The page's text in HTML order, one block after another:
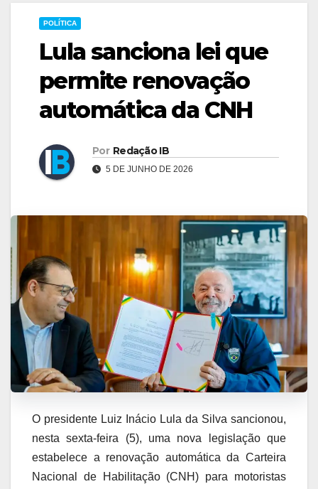
POLÍTICA
Lula sanciona lei que
permite renovação
automática da CNH
Por Redação IB
5 DE JUNHO DE 2026
O presidente Luiz Inácio Lula da Silva sancionou,
nesta sexta-feira (5), uma nova legislação que
estabelece a renovação automática da Carteira
Nacional de Habilitação (CNH) para motoristas